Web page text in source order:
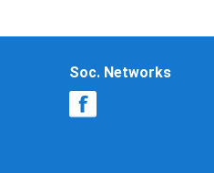
Soc. Networks